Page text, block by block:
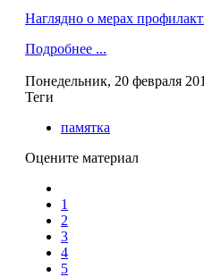
Наглядно о мерах
Подробнее ...
Понедельник, 20 февраля
Теги
памятка
Оцените материал
1
2
3
4
5